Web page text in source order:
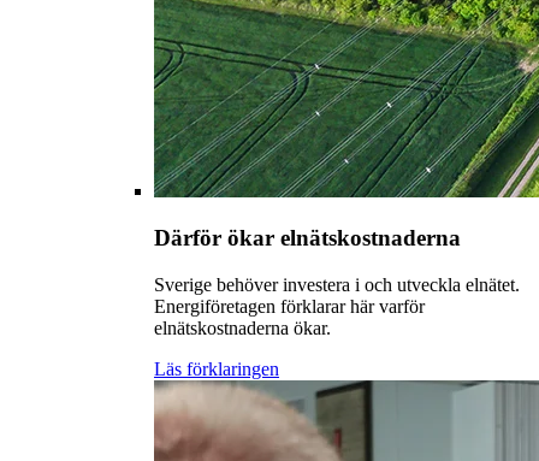
Därför ökar elnätskostnaderna
Sverige behöver investera i och utveckla elnätet.
Energiföretagen förklarar här varför
elnätskostnaderna ökar.
Läs förklaringen